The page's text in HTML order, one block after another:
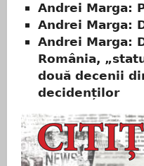
Andrei Marga:
Andrei Marga:
Andrei Marga:
România,
două decenii
decidenților